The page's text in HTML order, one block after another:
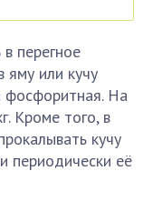
перегное
или кучу
фосфоритная. На
Кроме того, в
кучу
периодически её